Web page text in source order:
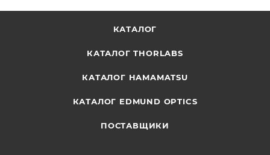
КАТАЛОГ
КАТАЛОГ THORLABS
КАТАЛОГ HAMAMATSU
КАТАЛОГ EDMUND OPTICS
ПОСТАВЩИКИ